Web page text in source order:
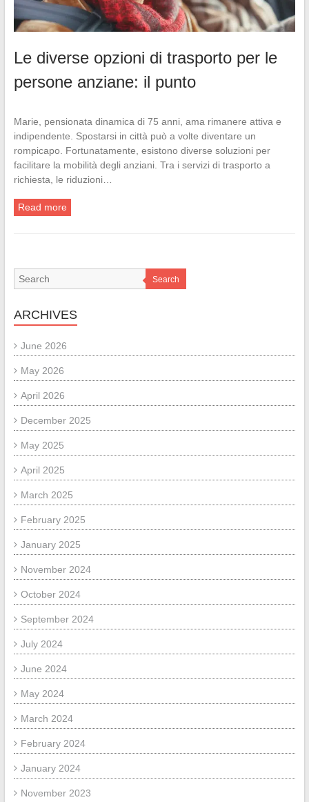
Le diverse opzioni di trasporto per le
persone anziane: il punto
Marie, pensionata dinamica di 75 anni, ama rimanere attiva e
indipendente. Spostarsi in città può a volte diventare un
rompicapo. Fortunatamente, esistono diverse soluzioni per
facilitare la mobilità degli anziani. Tra i servizi di trasporto a
richiesta, le riduzioni…
Read more
Search
ARCHIVES
June 2026
May 2026
April 2026
December 2025
May 2025
April 2025
March 2025
February 2025
January 2025
November 2024
October 2024
September 2024
July 2024
June 2024
May 2024
March 2024
February 2024
January 2024
November 2023